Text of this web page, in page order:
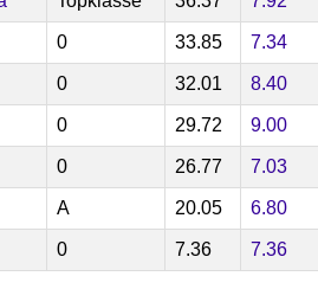
0 33.85 7.34
0 32.01 8.40
0 29.72 9.00
0 26.77 7.03
A 20.05 6.80
0 7.36 7.36